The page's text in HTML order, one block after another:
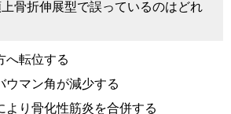
上骨折伸展型で誤っているのはどれ
へ転位する
ウマン角が減少する
より骨化性筋炎を合併する